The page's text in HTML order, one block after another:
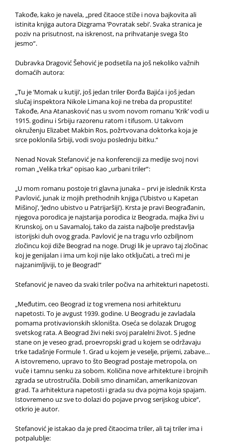
Takođe, kako je navela, „pred čitaoce stiže i nova bajkovita ali
istinita knjiga autora Dizgrama ’Povratak sebi’. Svaka stranica je
poziv na prisutnost, na iskrenost, na prihvatanje svega što
jesmo“.
Dubravka Dragović Šehović je podsetila na još nekoliko važnih
domaćih autora:
„Tu je ’Momak u kutiji’, još jedan triler Đorđa Bajića i još jedan
slučaj inspektora Nikole Limana koji ne treba da propustite!
Takođe, Ana Atanasković nas u svom novom romanu ’Krik’ vodi u
1915. godinu i Srbiju razorenu ratom i tifusom. U takvom
okruženju Elizabet Makbin Ros, požrtvovana doktorka koja je
srce poklonila Srbiji, vodi svoju poslednju bitku.“
Nenad Novak Stefanović je na konferenciji za medije svoj novi
roman „Velika trka“ opisao kao „urbani triler“:
„U mom romanu postoje tri glavna junaka – prvi je islednik Krsta
Pavlović, junak iz mojih prethodnih knjiga (’Ubistvo u Kapetan
Mišinoj’, ’Jedno ubistvo u Patrijaršiji’). Krsta je pravi Beograđanin,
njegova porodica je najstarija porodica iz Beograda, majka živi u
Krunskoj, on u Savamaloj, tako da zaista najbolje predstavlja
istorijski duh ovog grada. Pavlović je na tragu vrlo ozbiljnom
zločincu koji diže Beograd na noge. Drugi lik je upravo taj zločinac
koj je genijalan i ima um koji nije lako otključati, a treći mi je
najzanimljiviji, to je Beograd!“
Stefanović je naveo da svaki triler počiva na arhitekturi napetosti.
„Međutim, ceo Beograd iz tog vremena nosi arhitekturu
napetosti. To je avgust 1939. godine. U Beogradu je zavladala
pomama protivavionskih skloništa. Oseća se dolazak Drugog
svetskog rata. A Beograd živi neki svoj paralelni život. S jedne
stane on je veseo grad, proevropski grad u kojem se održavaju
trke tadašnje Formule 1. Grad u kojem je veselje, prijemi, zabave…
A istovremeno, upravo to što Beograd postaje metropola, on
vuče i tamnu senku za sobom. Količina nove arhitekture i brojnih
zgrada se utrostručila. Dobili smo dinamičan, amerikanizovan
grad. Ta arhitektura napetosti i grada su dva pojma koja spajam.
Istovremeno uz sve to dolazi do pojave prvog serijskog ubice“,
otkrio je autor.
Stefanović je istakao da je pred čitaocima triler, ali taj triler ima i
potpalublje: